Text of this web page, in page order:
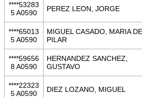
****53283
5 A0590
PEREZ LEON, JORGE
****65013
5 A0590
MIGUEL CASADO, MARIA
PILAR
****59656
8 A0590
HERNANDEZ SANCHEZ,
GUSTAVO
****22323
5 A0590
DIEZ LOZANO, MIGUEL